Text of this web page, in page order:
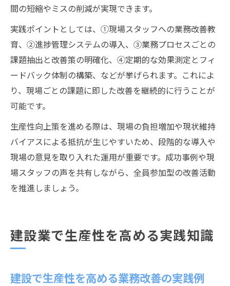
間の短縮やミスの削減が実現できます。
実践ポイントとしては、①現場スタッフへの業務改善教
育、②進捗管理システムの導入、③業務プロセスごとの
課題抽出と改善策の明確化、④定期的な効果測定とフィ
ードバック体制の構築、などが挙げられます。これによ
り、現場ごとの課題に即した改善を継続的に行うことが
可能です。
生産性向上策を進める際は、現場の負担増加や現状維持
バイアスによる抵抗が生じやすいため、段階的な導入や
現場の意見を取り入れた運用が重要です。成功事例や現
場スタッフの声を共有しながら、全員参加型の改善活動
を推進しましょう。
建設業で生産性を高める実践知識
建設で生産性を高める業務改善の実践例